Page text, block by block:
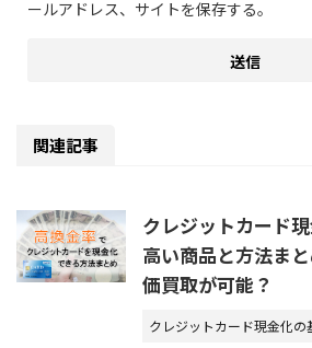
ールアドレス、サイトを保存する。
関連記事
クレジットカード
高い商品と方法ま
価買取が可能？
クレジットカード現金化の